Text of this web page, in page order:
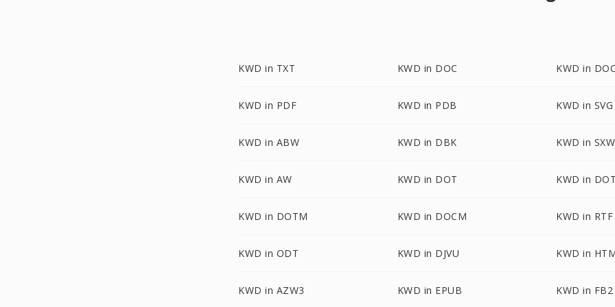
KWD in TXT KWD in DOC KWD in
KWD in PDF KWD in PDB KWD in SVG
KWD in ABW KWD in DBK KWD in SXW
KWD in AW KWD in DOT KWD in
KWD in DOTM KWD in DOCM KWD in RTF
KWD in ODT KWD in DJVU KWD in
KWD in AZW3 KWD in EPUB KWD in FB2